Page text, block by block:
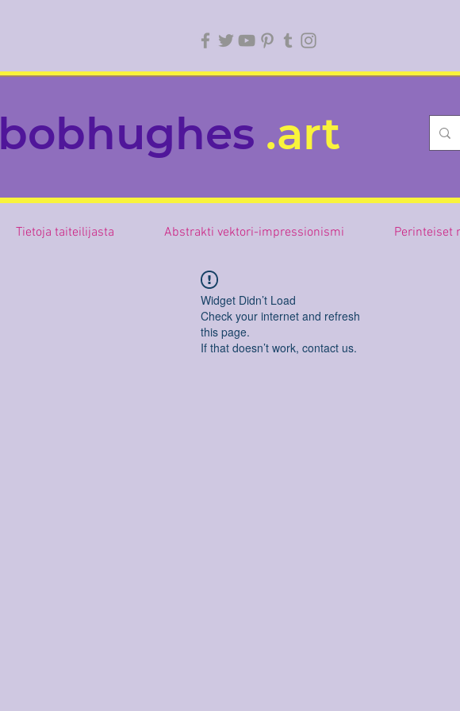
bobhughes .art
Tietoja taiteilijasta Abstrakti vektori-impressionismi Perinteiset
Widget Didn’t Load
Check your internet and refresh
this page.
If that doesn’t work, contact us.